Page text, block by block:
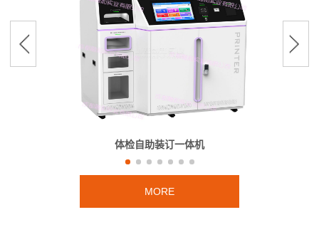
体检自助装订一体机
MORE